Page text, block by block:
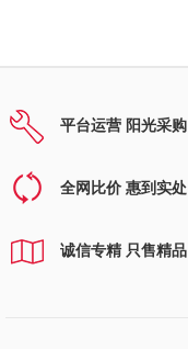
平台运营 阳光采购
全网比价 惠到实处
诚信专精 只售精品